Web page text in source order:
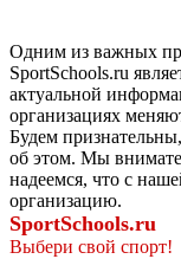
Одним из важных
SportSchools.ru
актуальной
организациях
Будем
об этом. Мы
надеемся, что с
организацию.
SportSchools.ru
Выбери свой спорт!